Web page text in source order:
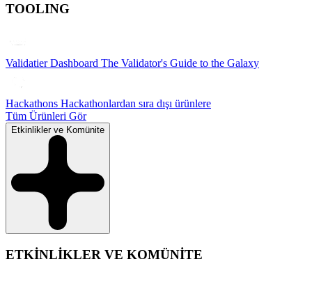
TOOLING
Validatier Dashboard The Validator's Guide to the Galaxy
Hackathons Hackathonlardan sıra dışı ürünlere
Tüm Ürünleri Gör
Etkinlikler ve Komünite
ETKİNLİKLER VE KOMÜNİTE